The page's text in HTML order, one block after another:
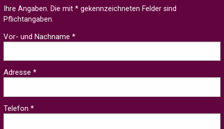
Ihre Angaben. Die mit * gekennzeichneten Felder sind
Pflichtangaben.
Vor- und Nachname *
Adresse *
Telefon *